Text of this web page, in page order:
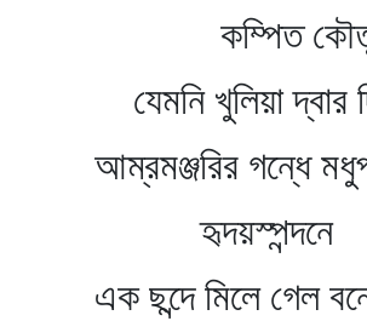
কম্পিত
যেমনি খুলিয়া দ্বার
আম্রমঞ্জরির গন্ধে
হৃদয়স্পন্দনে
এক ছন্দে মিলে গেল